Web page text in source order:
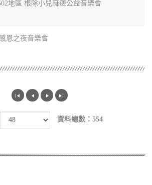
地區 根除小兒麻痺公益音樂會
恩之夜音樂會
資料總數：554